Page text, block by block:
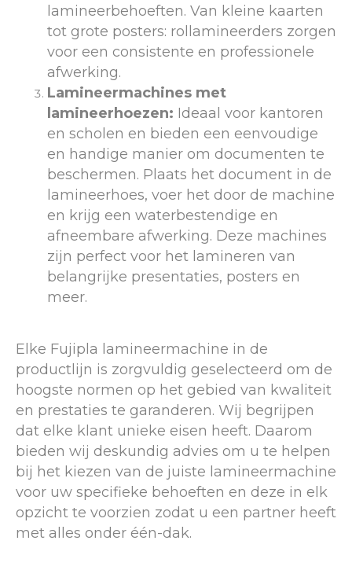
lamineerbehoeften. Van kleine kaarten
tot grote posters: rollamineerders zorgen
voor een consistente en professionele
afwerking.
Lamineermachines met
lamineerhoezen: Ideaal voor kantoren
en scholen en bieden een eenvoudige
en handige manier om documenten te
beschermen. Plaats het document in de
lamineerhoes, voer het door de machine
en krijg een waterbestendige en
afneembare afwerking. Deze machines
zijn perfect voor het lamineren van
belangrijke presentaties, posters en
meer.
Elke Fujipla lamineermachine in de
productlijn is zorgvuldig geselecteerd om de
hoogste normen op het gebied van kwaliteit
en prestaties te garanderen. Wij begrijpen
dat elke klant unieke eisen heeft. Daarom
bieden wij deskundig advies om u te helpen
bij het kiezen van de juiste lamineermachine
voor uw specifieke behoeften en deze in elk
opzicht te voorzien zodat u een partner heeft
met alles onder één-dak.